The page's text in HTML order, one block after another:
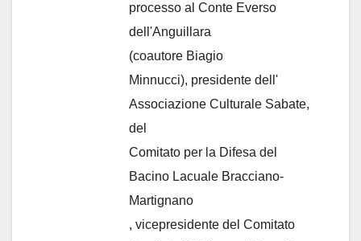
processo al Conte Everso
dell'Anguillara
(coautore Biagio
Minnucci), presidente dell'
Associazione Culturale Sabate,
del
Comitato per la Difesa del
Bacino Lacuale Bracciano-
Martignano
, vicepresidente del Comitato